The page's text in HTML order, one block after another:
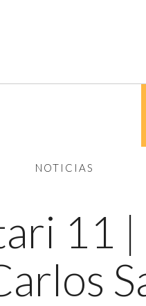
NOTICIAS
11 |